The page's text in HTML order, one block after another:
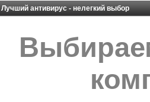
Лучший антивирус - нелегкий выбор